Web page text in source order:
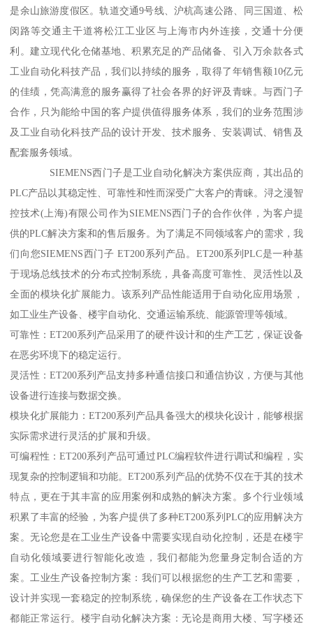
是余山旅游度假区。轨道交通9号线、沪杭高速公路、同三国道、松
闵路等交通主干道将松江工业区与上海市内外连接，交通十分便
利。建立现代化仓储基地、积累充足的产品储备、引入万余款各式
工业自动化科技产品，我们以持续的服务，取得了年销售额10亿元
的佳绩，凭高满意的服务赢得了社会各界的好评及青睐。与西门子
合作，只为能给中国的客户提供值得服务体系，我们的业务范围涉
及工业自动化科技产品的设计开发、技术服务、安装调试、销售及
配套服务领域。
SIEMENS西门子是工业自动化解决方案供应商，其出品的
PLC产品以其稳定性、可靠性和性而深受广大客户的青睐。浔之漫智
控技术(上海)有限公司作为SIEMENS西门子的合作伙伴，为客户提
供的PLC解决方案和的售后服务。为了满足不同领域客户的需求，我
们向您SIEMENS西门子 ET200系列产品。ET200系列PLC是一种基
于现场总线技术的分布式控制系统，具备高度可靠性、灵活性以及
全面的模块化扩展能力。该系列产品性能适用于自动化应用场景，
如工业生产设备、楼宇自动化、交通运输系统、能源管理等领域。
可靠性：ET200系列产品采用了的硬件设计和的生产工艺，保证设备
在恶劣环境下的稳定运行。
灵活性：ET200系列产品支持多种通信接口和通信协议，方便与其他
设备进行连接与数据交换。
模块化扩展能力：ET200系列产品具备强大的模块化设计，能够根据
实际需求进行灵活的扩展和升级。
可编程性：ET200系列产品可通过PLC编程软件进行调试和编程，实
现复杂的控制逻辑和功能。ET200系列产品的优势不仅在于其的技术
特点，更在于其丰富的应用案例和成熟的解决方案。多个行业领域
积累了丰富的经验，为客户提供了多种ET200系列PLC的应用解决方
案。无论您是在工业生产设备中需要实现自动化控制，还是在楼宇
自动化领域要进行智能化改造，我们都能为您量身定制合适的方
案。工业生产设备控制方案：我们可以根据您的生产工艺和需要，
设计并实现一套稳定的控制系统，确保您的生产设备在工作状态下
都能正常运行。楼宇自动化解决方案：无论是商用大楼、写字楼还